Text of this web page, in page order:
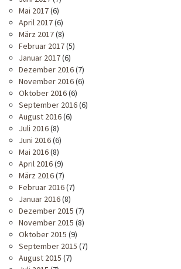
Mai 2017(6)
April 2017(6)
März 2017(8)
Februar 2017(5)
Januar 2017(6)
Dezember 2016(7)
November 2016(6)
Oktober 2016(6)
September 2016(6)
August 2016(6)
Juli 2016(8)
Juni 2016(6)
Mai 2016(8)
April 2016(9)
März 2016(7)
Februar 2016(7)
Januar 2016(8)
Dezember 2015 (7)
November 2015 (8)
Oktober 2015 (9)
September 2015 (7)
August 2015 (7)